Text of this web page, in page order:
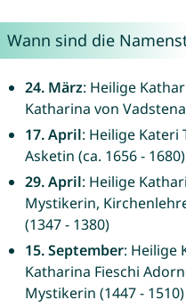
Wann sind die
24. März: Heilige
Katharina von
17. April: Heilige Kateri
Asketin (ca. 1656 - 1680)
29. April: Heilige
Mystikerin,
(1347 - 1380)
15. September: Heilige
Katharina Fieschi
Mystikerin (1447 - 1510)